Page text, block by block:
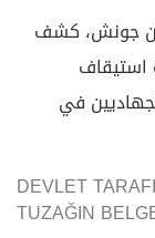
جونش، كشف
استيقاف
في
DEVLET
TUZAĞIN